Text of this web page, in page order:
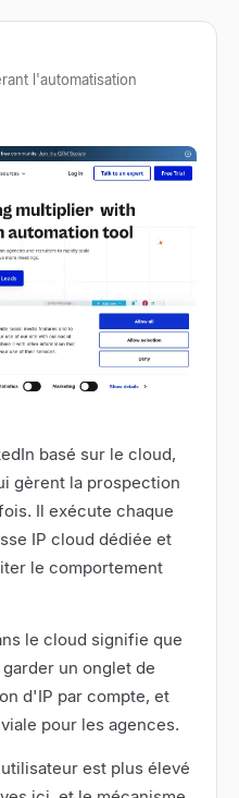
l'automatisation
basé sur le cloud,
gèrent la prospection
Il exécute chaque
IP cloud dédiée et
le comportement
le cloud signifie que
un onglet de
d'IP par compte, et
pour les agences.
est plus élevé